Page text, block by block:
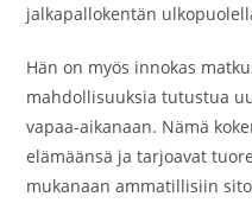
jalkapallokentän
Hän on myös innokas
mahdollisuuksia tutustua
vapaa-aikanaan. Nämä
elämäänsä ja tarjoavat
mukanaan ammatillisiin